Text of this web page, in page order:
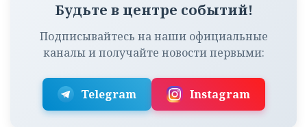
Будьте в центре событий!
Подписывайтесь на наши официальные
каналы и получайте новости первыми:
Telegram Instagram